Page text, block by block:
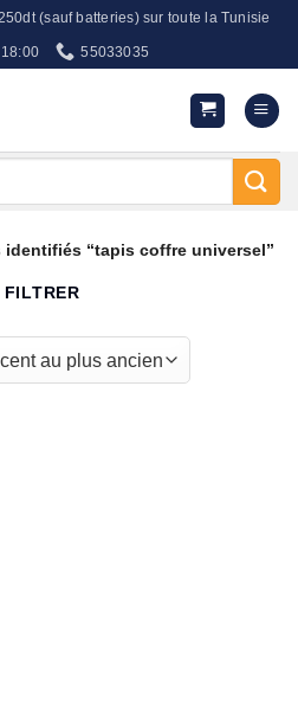
(sauf batteries) sur toute la Tunisie
55033035
identifiés “tapis coffre universel”
FILTRER